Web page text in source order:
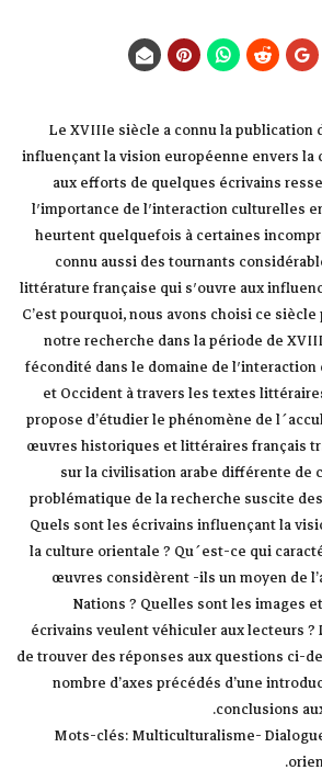
Le XVIIIe siècle a connu la publication
influençant la vision européenne envers la
aux efforts de quelques écrivains
l′importance de l′interaction culturelles
heurtent quelquefois à certaines
connu aussi des tournants
littérature française qui s′ouvre aux
C’est pourquoi, nous avons choisi ce
notre recherche dans la période de
fécondité dans le domaine de
et Occident à travers les textes
propose d’étudier le phénomène de
œuvres historiques et littéraires français
sur la civilisation arabe différente de
problématique de la recherche suscite
Quels sont les écrivains influençant la
la culture orientale ? Qu´est-ce qui
œuvres considèrent -ils un moyen de
Nations ? Quelles sont les images
écrivains veulent véhiculer aux lecteurs
de trouver des réponses aux questions ci-
nombre d’axes précédés d’une
conclusions
Mots-clés: Multiculturalisme-